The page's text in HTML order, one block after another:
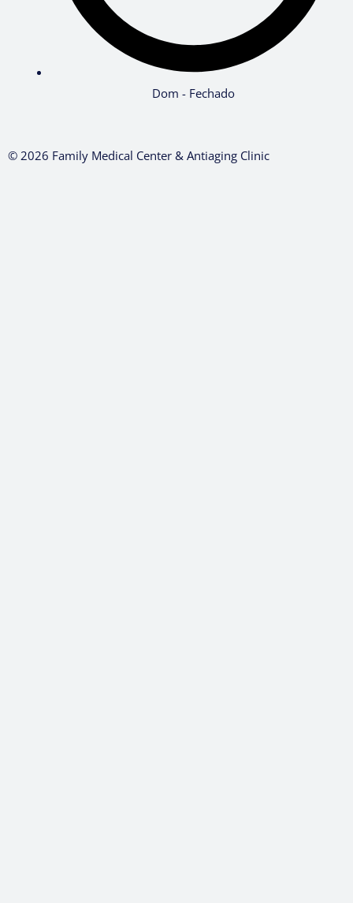
Dom - Fechado
© 2026 Family Medical Center & Antiaging Clinic